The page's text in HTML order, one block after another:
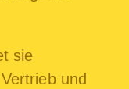
sie
und